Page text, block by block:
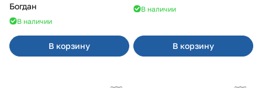
Богдан
В наличии
В корзину
В наличии
В корзину